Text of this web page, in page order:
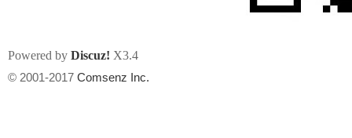
Powered by Discuz! X3.4
© 2001-2017 Comsenz Inc.